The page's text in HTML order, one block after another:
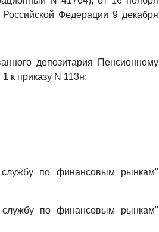
Федерации 9 декабря
депозитария Пенсионному
к приказу N 113н:
по финансовым рынкам"
по финансовым рынкам"